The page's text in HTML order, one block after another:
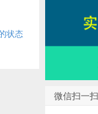
状态
微信扫一